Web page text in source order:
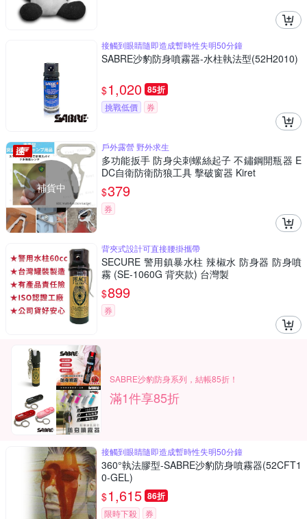
接觸到眼睛隨即造成暫時性失明50分鐘
SABRE沙豹防身噴霧器-水柱執法型(52H2010)
$1,020 85折
挑戰低價 券
補貨中
戶外露營 野外求生
多功能扳手 防身尖刺螺絲起子 不鏽鋼開瓶器 E
DC自衛防衛防狼工具 擊破窗器 Kiret
$379
券
背夾式設計可直接腰掛攜帶
SECURE 警用鎮暴水柱 辣椒水 防身器 防身噴
霧 (SE-1060G 背夾款) 台灣製
$899
券
SABRE沙豹防身系列，結帳85折！
滿1件享85折
接觸到眼睛隨即造成暫時性失明50分鐘
360°執法膠型-SABRE沙豹防身噴霧器(52CFT1
0-GEL)
$1,615 86折
限時下殺 券